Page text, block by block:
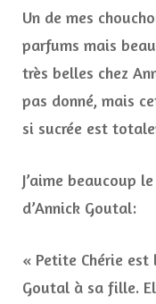
Un de mes
parfums mais
très belles chez
pas donné, mais
si sucrée est
J’aime beaucoup
d’Annick Goutal:
« Petite Chérie est
Goutal à sa fille.